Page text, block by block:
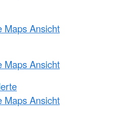
Maps Ansicht
Maps Ansicht
Maps Ansicht